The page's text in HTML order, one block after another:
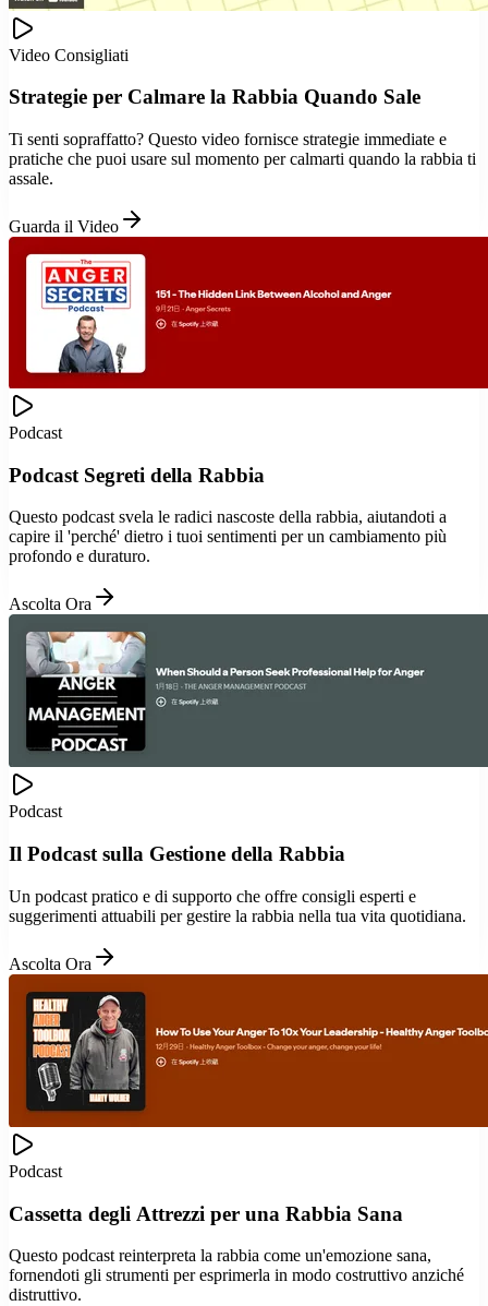
Video Consigliati
Strategie per Calmare la Rabbia Quando Sale
Ti senti sopraffatto? Questo video fornisce strategie immediate e
pratiche che puoi usare sul momento per calmarti quando la rabbia ti
assale.
Guarda il Video
Podcast
Podcast Segreti della Rabbia
Questo podcast svela le radici nascoste della rabbia, aiutandoti a
capire il 'perché' dietro i tuoi sentimenti per un cambiamento più
profondo e duraturo.
Ascolta Ora
Podcast
Il Podcast sulla Gestione della Rabbia
Un podcast pratico e di supporto che offre consigli esperti e
suggerimenti attuabili per gestire la rabbia nella tua vita quotidiana.
Ascolta Ora
Podcast
Cassetta degli Attrezzi per una Rabbia Sana
Questo podcast reinterpreta la rabbia come un'emozione sana,
fornendoti gli strumenti per esprimerla in modo costruttivo anziché
distruttivo.